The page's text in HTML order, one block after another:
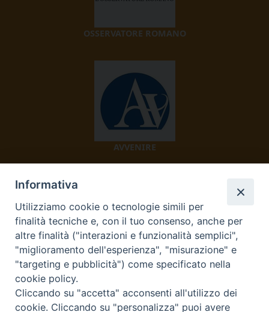
OSSERVATORE ROMANO
AVVENIRE
TV 2000
Informativa
Utilizziamo cookie o tecnologie simili per
finalità tecniche e, con il tuo consenso, anche per
altre finalità ("interazioni e funzionalità semplici",
"miglioramento dell'esperienza", "misurazione" e
"targeting e pubblicità") come specificato nella
cookie policy.
Cliccando su "accetta" acconsenti all'utilizzo dei
cookie. Cliccando su "personalizza" puoi avere